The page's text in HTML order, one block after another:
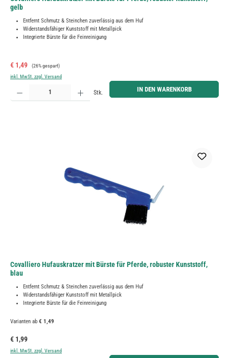
gelb
Entfernt Schmutz & Steinchen zuverlässig aus dem Huf
Widerstandsfähiger Kunststoff mit Metallpick
Integrierte Bürste für die Feinreinigung
Verkaufspreis:
€ 1,49 Regulärer Preis:
(26% gespart)
inkl. MwSt. zzgl. Versand
Produkt Anzahl: Gib den gewünschten Wert ein oder benutze die Schaltflächen um die Anzahl zu
Stk. IN DEN WARENKORB
Covalliero Hufauskratzer mit Bürste für Pferde, robuster Kunststoff,
blau
Entfernt Schmutz & Steinchen zuverlässig aus dem Huf
Widerstandsfähiger Kunststoff mit Metallpick
Integrierte Bürste für die Feinreinigung
Varianten ab € 1,49
Regulärer Preis:
€ 1,99
inkl. MwSt. zzgl. Versand